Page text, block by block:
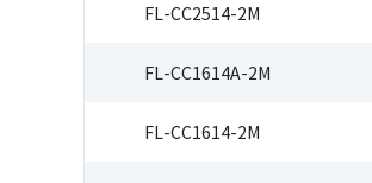
FL-CC2514-2M
FL-CC1614A-2M
FL-CC1614-2M